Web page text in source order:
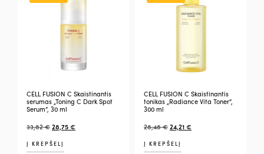
CELL FUSION C Skaistinantis
serumas „Toning C Dark Spot
Serum”, 30 ml
33,82€28,75€
Į KREPŠELĮ
CELL FUSION C Skaistinantis
tonikas „Radiance Vita Toner”,
300 ml
28,48€24,21€
Į KREPŠELĮ